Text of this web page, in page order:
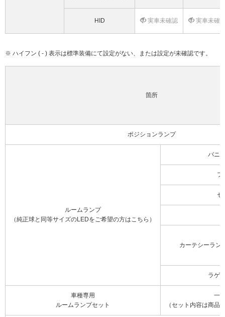
HID 実車未確認 実車未確
※ ハイフン ( - ) 表示は標準装備にて設定がない、または設定が未確認です。
箇所
ポジションランプ
ルームランプ
（純正球と同等サイズのLEDをご希望の方はこちら）
バニ
フ
セ
カーテシーラン
ラゲ
車種専用
ルームランプセット
一
（セット内容は商品